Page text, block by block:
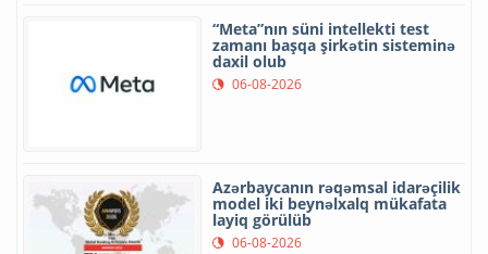
“Meta”nın süni intellekti test
zamanı başqa şirkətin sisteminə
daxil olub
06-08-2026
Azərbaycanın rəqəmsal idarəçilik
model iki beynəlxalq mükafata
layiq görülüb
06-08-2026